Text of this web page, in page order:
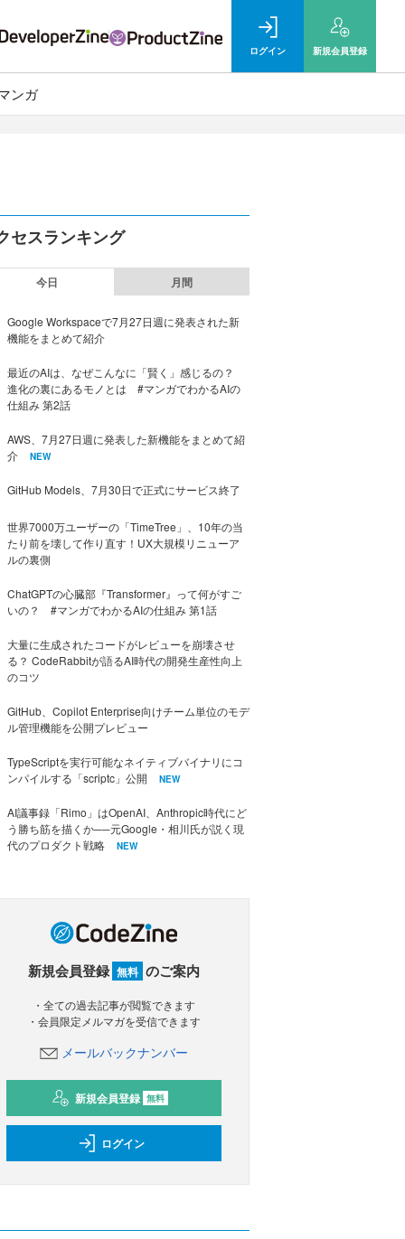
ログイン 新規会員登録
ンガ
セスランキング
今日 月間
Google Workspaceで7月27日週に発表された新
機能をまとめて紹介
最近のAIは、なぜこんなに「賢く」感じるの？
進化の裏にあるモノとは #マンガでわかるAIの
仕組み 第2話
AWS、7月27日週に発表した新機能をまとめて紹
介
NEW
GitHub Models、7月30日で正式にサービス終了
世界7000万ユーザーの「TimeTree」、10年の当
たり前を壊して作り直す！UX大規模リニューア
ルの裏側
ChatGPTの心臓部『Transformer』って何がすご
いの？ #マンガでわかるAIの仕組み 第1話
大量に生成されたコードがレビューを崩壊させ
る？ CodeRabbitが語るAI時代の開発生産性向上
のコツ
GitHub、Copilot Enterprise向けチーム単位のモデ
ル管理機能を公開プレビュー
TypeScriptを実行可能なネイティブバイナリにコ
ンパイルする「scriptc」公開
NEW
AI議事録「Rimo」はOpenAI、Anthropic時代にど
う勝ち筋を描くか──元Google・相川氏が説く現
代のプロダクト戦略
NEW
新規会員登録 無料 のご案内
・全ての過去記事が閲覧できます
・会員限定メルマガを受信できます
メールバックナンバー
新規会員登録 無料
ログイン